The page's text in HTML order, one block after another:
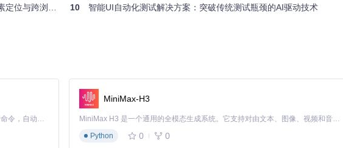
合，通过模拟自然选择过程不断改进测试质量；符号执行技术分析程序路径约束，生成触发
组、单元素数组、已排序数组、逆序数组等多种场景的测试用例，并通过断言生成器添加
准备工作、基础操作和高级配置的渐进式结构，介绍如何在实际项目中应用EvoSuite。
览器验证方案 10 智能UI自动化测试解决方案：突破传统测试瓶颈的AI驱动技术
Claude Code 的开源替代方案。连接任意大模型，编辑代码，运行命令，自动验证 — 全自动执行。用 Rust 构建，极致性能。 ｜ An open-source alternative to Claude Code. Connect any LLM, edit code, run commands, and verify changes — autonomously. Built in Rust for speed. Get Started
MiniMax-H3
MiniMax H3 是一个通用的全模态生成系统。它支持对由文本、图像、视频和音频组成的多模态上下文进行统一理解，并能生成分辨率高达 2K、时长可达 15 秒的带原生立体声音频的视频。得益于面向任务泛化的系统设计，H3 在预训练阶段就已具备广泛的多模态上下文理解与生成能力，能够出色地执行复杂的多模态指令。
Python
0 0